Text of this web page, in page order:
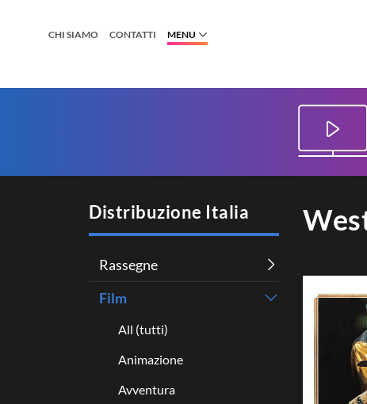
CHI SIAMO CONTATTI MENU
Distribuzione Italia
Rassegne
Film
All (tutti)
Animazione
Avventura